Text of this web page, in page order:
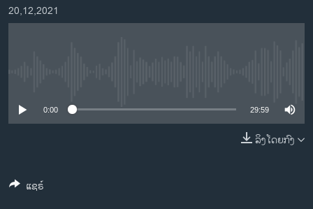
ຊີວິດຊາວລາວ
ພາສາອັງກິດ
ລາຍການກະຈາຍສຽງ
20,12,2021
0:00 29:59
ລິງໂດຍກົງ
ແຊຣ໌